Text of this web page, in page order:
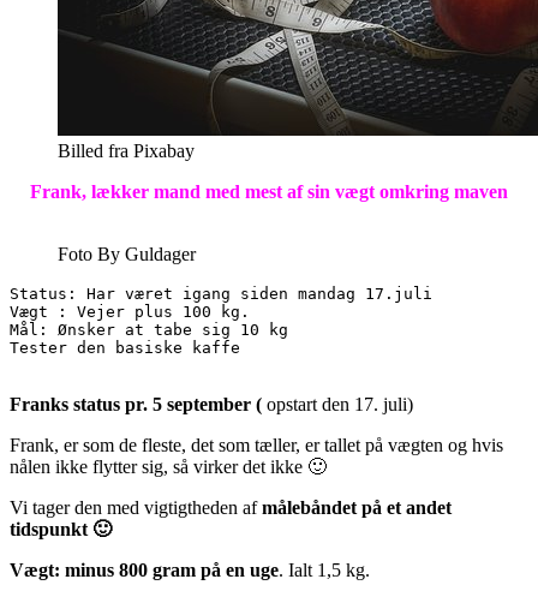
Billed fra Pixabay
Frank, lækker mand med mest af sin vægt omkring maven
Foto By Guldager
Status: Har været igang siden mandag 17.juli
Vægt : Vejer plus 100 kg.
Mål: Ønsker at tabe sig 10 kg
Tester den basiske kaffe
Franks status pr. 5 september ( opstart den 17. juli)
Frank, er som de fleste, det som tæller, er tallet på vægten og hvis
nålen ikke flytter sig, så virker det ikke 🙂
Vi tager den med vigtigtheden afmålebåndet på et andet
tidspunkt 🙂
Vægt: minus 800 gram på en uge. Ialt 1,5 kg.